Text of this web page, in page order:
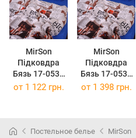
MirSon
Підковдра
Бязь 17-0536
Big Ben 200 x
MirSon
Підковдра
Бязь 17-0536
Big Ben 220 x
от 1 122 грн. от 1 398 грн.
Постельное белье MirSon